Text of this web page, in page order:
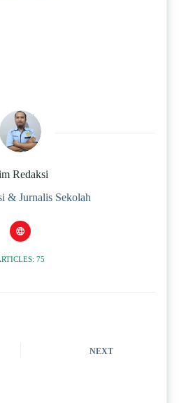
Redaksi
& Jurnalis Sekolah
75
NEXT